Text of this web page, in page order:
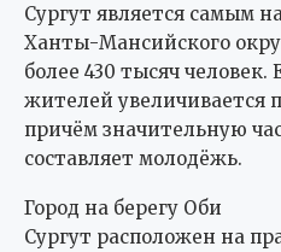
Сургут является самым
Ханты-Мансийского
более 430 тысяч человек.
жителей увеличивается
причём значительную
составляет молодёжь.
Город на берегу Оби
Сургут расположен на